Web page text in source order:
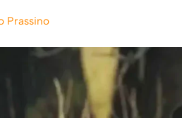
Prassino